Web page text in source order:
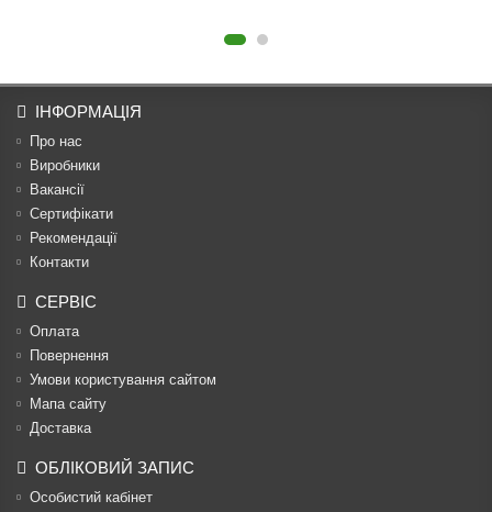
ІНФОРМАЦІЯ
Про нас
Виробники
Вакансії
Сертифікати
Рекомендації
Контакти
СЕРВІС
Оплата
Повернення
Умови користування сайтом
Мапа сайту
Доставка
ОБЛІКОВИЙ ЗАПИС
Особистий кабінет